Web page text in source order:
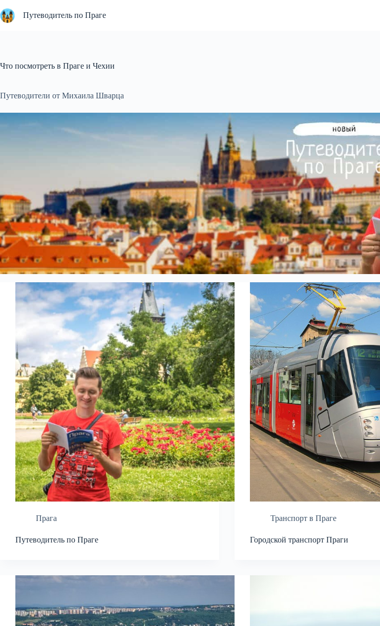
к
сути
Путеводитель по Праге
Что посмотреть в Праге и Чехии
Путеводители от Михаила Шварца
Прага
Путеводитель по Праге
Транспорт в Праге
Городской транспорт Праги